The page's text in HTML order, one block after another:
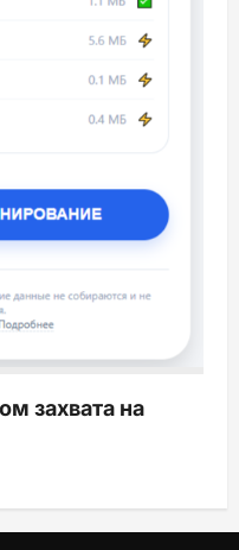
захвата на